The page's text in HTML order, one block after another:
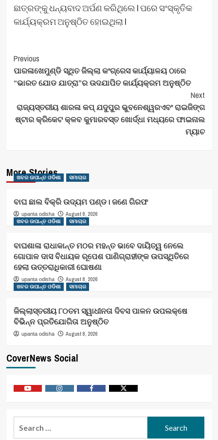
ଛାତ୍ରଙ୍କୁ ଧନ୍ୟବାଦ ଅର୍ପଣ କରିଥିଲେ l ପରେ ସଂସ୍କୃତିକ
କାର୍ଯ୍ୟକ୍ରମ ଅନୁଷ୍ଠିତ ହୋଇଥିଲା l
Post
Navigation
Previous
ପାରଳାଖେମୁଣ୍ଡି ସ୍ଥିତ ଜିଲ୍ଲା କଂଗ୍ରେସ କାର୍ଯ୍ୟାଳୟ ଠାରେ
“ଭାରତ ଯୋଡ ଯାତ୍ରା”ର ଉଦଯାପିତ କାର୍ଯ୍ୟକ୍ରମ ଅନୁଷ୍ଠିତ
Next
ରାଜ୍ୟସ୍ତରୀୟ ଶାରଳା କପ୍ ଯଦୁପୁର ଭୁବନେଶ୍ୱରଏବଂ ରାଇଜିଙ୍ଗ
ଷ୍ଟାର କ୍ରିକେଟ କ୍ଳବ କୁମାରବସ୍ତ ଖୋର୍ଦ୍ଧା ମଧ୍ୟରେ ଫାଇନାଲ
ମ୍ୟାଚ
More Stories
ଖବର ଉପାନ୍ତ ଓଡିଶା ସମାଚାର
ବାଘ ଛାଲ ବିକ୍ରି ଉଦ୍ୟମ ପଣ୍ଡ। ଜଣେ ଗିରଫ
upanta odisha
August 8, 2026
ଖବର ଉପାନ୍ତ ଓଡିଶା
ସମାଚାର
ବାଘଶାଳା ରାଧାକାନ୍ତ ମଠର ମହନ୍ତ ଭାବେ ଦାୟିତ୍ୱ ନେଲେ
ଗୋପାଳ ଦାସ ବିଧାୟକ ରୂପେଶ ପାଣିଗ୍ରାହୀଙ୍କ ଉପସ୍ଥିତିରେ
ହେଲା ଉତ୍ତରାଧିକାରୀ ଘୋଷଣା
upanta odisha
August 8, 2026
ଖବର ଉପାନ୍ତ ଓଡିଶା
ସମାଚାର
ଜିଲ୍ଲାସ୍ତରୀୟ ୮୦ତମ ସ୍ୱାଧୀନତା ଦିବସ ପାଳନ ଉପଲକ୍ଷେ
ବିଭିନ୍ନ ପ୍ରତିଯୋଗିତା ଅନୁଷ୍ଠିତ
upanta odisha August 8, 2026
CoverNews Social